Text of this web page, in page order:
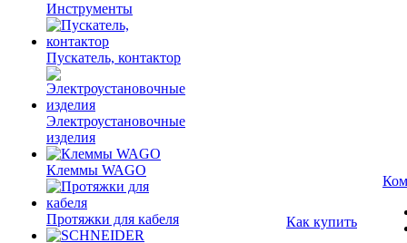
Инструменты
Пускатель, контактор
Электроустановочные
изделия
Клеммы WAGO
Протяжки для кабеля
Как купить